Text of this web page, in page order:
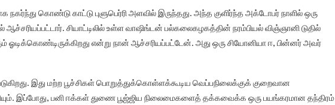
கொண்டு காட்டு புளுபெர்ரி அளவில் இருந்தது. அந்த குளிர்ந்த அக்டோபர் நாளில் ஒரு
ஆச்சரியப்பட்டார். சியாட்டிலில் உள்ள வாஷிங்டன் பல்கலைகழகத்தின் நரம்பியல் விஞ்ஞானி டுதில்
ஓடிக்கொண்டிருக்கிறது என்று நான் ஆச்சரியப்பட்டேன். அது ஒரு சியோனியா ஈ, பின்னர் அவர்
இது மற்ற பூச்சிகள் பொறுத்துக்கொள்ளக்கூடிய வெப்பநிலைக்குக் குறைவான
இப்போது, பனி ஈக்கள் துணை பூஜ்ஜிய நிலைமைகளைத் தக்கவைக்க ஒரு பயங்கரமான தந்திரம்